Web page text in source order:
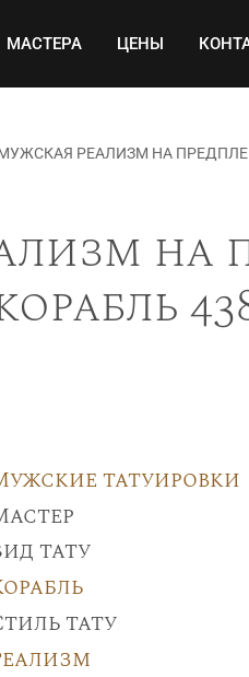
МАСТЕРА ЦЕНЫ
РЕАЛИЗМ НА
на
татуировки
тату
тату